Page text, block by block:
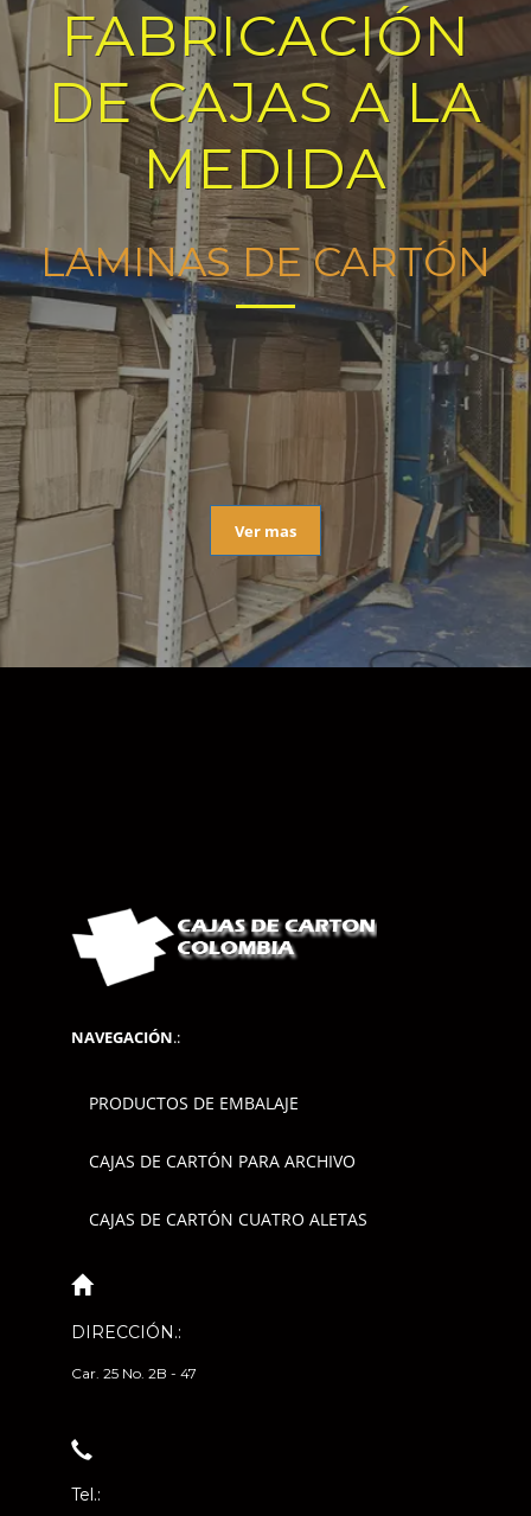
FABRICACIÓN
DE CAJAS A LA
MEDIDA
LAMINAS DE CARTÓN
Ver mas
NAVEGACIÓN.:
PRODUCTOS DE EMBALAJE
CAJAS DE CARTÓN PARA ARCHIVO
CAJAS DE CARTÓN CUATRO ALETAS
DIRECCIÓN.:
Car. 25 No. 2B - 47
Tel.: